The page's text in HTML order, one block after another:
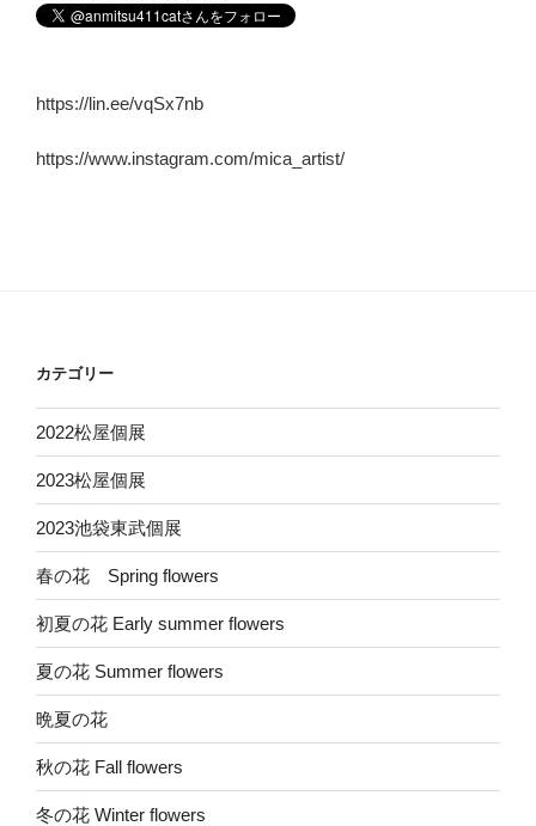
https://lin.ee/vqSx7nb
https://www.instagram.com/mica_artist/
カテゴリー
2022松屋個展
2023松屋個展
2023池袋東武個展
春の花 Spring flowers
初夏の花 Early summer flowers
夏の花 Summer flowers
晩夏の花
秋の花 Fall flowers
冬の花 Winter flowers